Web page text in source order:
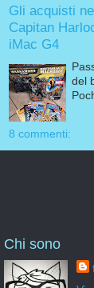
Gli acquisti
Capitan
iMac G4
del
8 commenti:
Chi sono